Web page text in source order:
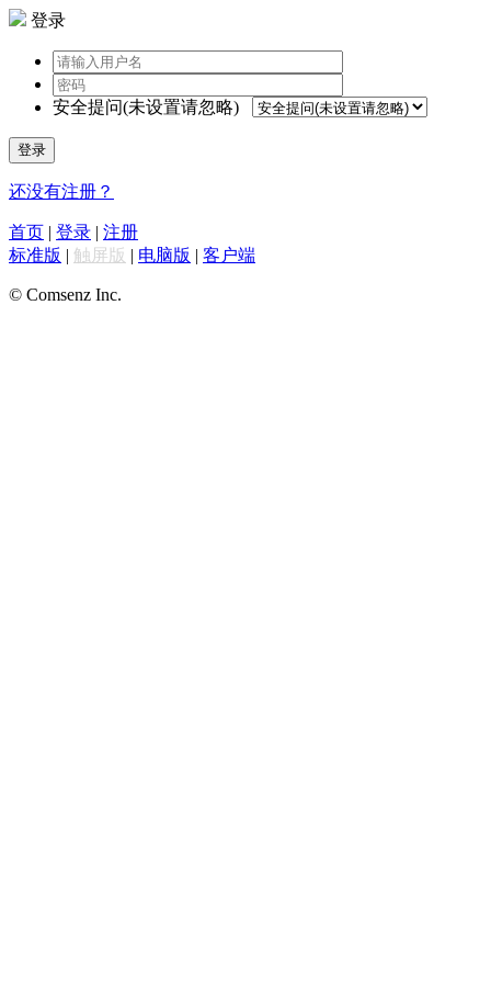
登录
安全提问(未设置请忽略)
登录
还没有注册？
首页 | 登录 | 注册
标准版 | 触屏版 | 电脑版 | 客户端
© Comsenz Inc.